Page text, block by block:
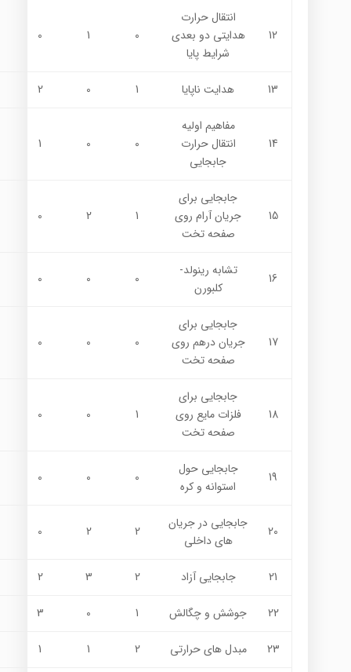
12
انتقال حرارت
هدايتي دو بعدي
شرايط پايا
0
1
0
13 هدايت ناپايا 1
0
2
14
مفاهيم اوليه
انتقال حرارت
جابجايي
0
0
1
15
جابجايي براي
جريان آرام روي
صفحه تخت
1
2
0
16
تشابه رينولد-
كلبورن
0
0
0
17
جابجايي براي
جريان درهم روي
صفحه تخت
0
0
0
18
جابجايي براي
فلزات مايع روي
صفحه تخت
1
0
0
19
جابجايي حول
استوانه و كره
0
0
0
20
جابجايي در جريان
هاي داخلي
2
2
0
21 جابجايي آزاد 2
3
2
22 جوشش و چگالش 1
0
3
23 مبدل هاي حرارتي 2
1
1